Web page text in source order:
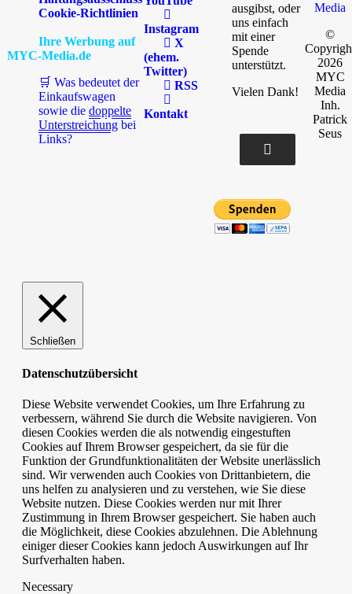
Cookie-Richtlinien
Ihre Werbung auf
MYC-Media.de
🛒 Was bedeutet der
Einkaufswagen
sowie die doppelte
Unterstreichung bei
Links?
Instagram
X
(ehem.
Twitter)
RSS
Kontakt
ausgibst, oder
uns einfach
mit einer
Spende
unterstützt.
Vielen Dank!
Media
©
2026
MYC
Media
Inh.
Patrick
Seus
Schließen
Datenschutzübersicht
Diese Website verwendet Cookies, um Ihre Erfahrung zu
verbessern, während Sie durch die Website navigieren. Von
diesen Cookies werden die als notwendig eingestuften
Cookies auf Ihrem Browser gespeichert, da sie für die
Funktion der Grundfunktionalitäten der Website unerlässlich
sind. Wir verwenden auch Cookies von Drittanbietern, die
uns helfen zu analysieren und zu verstehen, wie Sie diese
Website nutzen. Diese Cookies werden nur mit Ihrer
Zustimmung in Ihrem Browser gespeichert. Sie haben auch
die Möglichkeit, diese Cookies abzulehnen. Die Ablehnung
einiger dieser Cookies kann jedoch Auswirkungen auf Ihr
Surfverhalten haben.
Necessary